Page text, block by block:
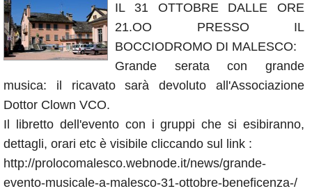
Calendario
Annunci
IL 31 OTTOBRE DALLE ORE
21.OO PRESSO IL
BOCCIODROMO DI MALESCO:
Grande serata con grande
musica: il ricavato sarà devoluto all'Associazione
Dottor Clown VCO.
Il libretto dell'evento con i gruppi che si esibiranno,
dettagli, orari etc è visibile cliccando sul link :
http://prolocomalesco.webnode.it/news/grande-
evento-musicale-a-malesco-31-ottobre-beneficenza-/